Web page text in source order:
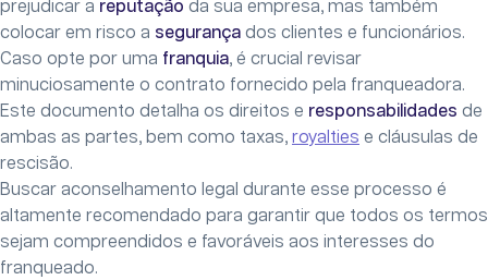
prejudicar a reputação da sua empresa, mas também
colocar em risco a segurança dos clientes e funcionários.
Caso opte por uma franquia, é crucial revisar
minuciosamente o contrato fornecido pela franqueadora.
Este documento detalha os direitos e responsabilidades de
ambas as partes, bem como taxas, royalties e cláusulas de
rescisão.
Buscar aconselhamento legal durante esse processo é
altamente recomendado para garantir que todos os termos
sejam compreendidos e favoráveis aos interesses do
franqueado.